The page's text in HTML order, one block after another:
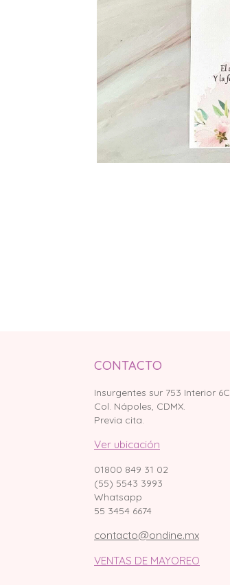
CONTACTO
Insurgentes sur 753 Interior 6C
Col. Nápoles, CDMX.
Previa cita.
Ver ubicación
01800 849 31 02
(55) 5543 3993
Whatsapp
55 3454 6674
contacto@ondine.mx
VENTAS DE MAYOREO